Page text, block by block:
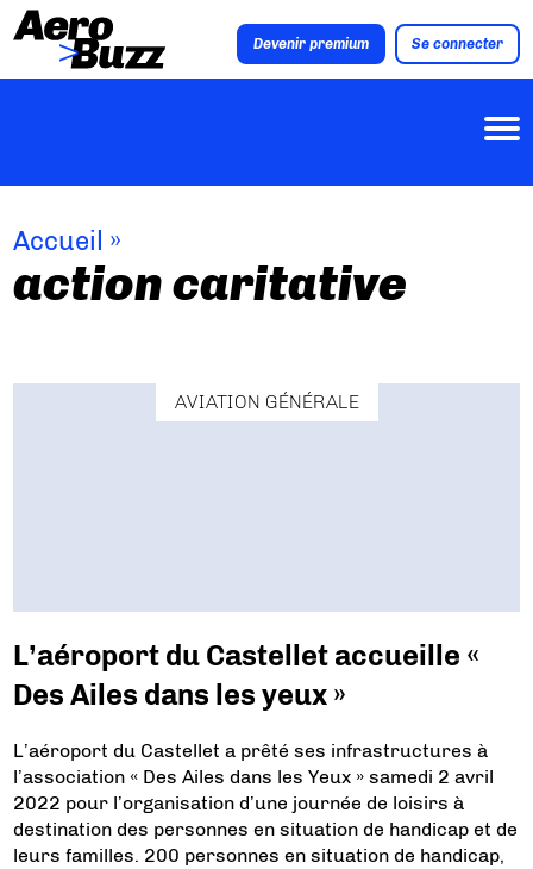
Devenir premium Se connecter
Accueil »
action caritative
AVIATION GÉNÉRALE
L’aéroport du Castellet accueille «
Des Ailes dans les yeux »
L’aéroport du Castellet a prêté ses infrastructures à
l’association « Des Ailes dans les Yeux » samedi 2 avril
2022 pour l’organisation d’une journée de loisirs à
destination des personnes en situation de handicap et de
leurs familles. 200 personnes en situation de handicap,